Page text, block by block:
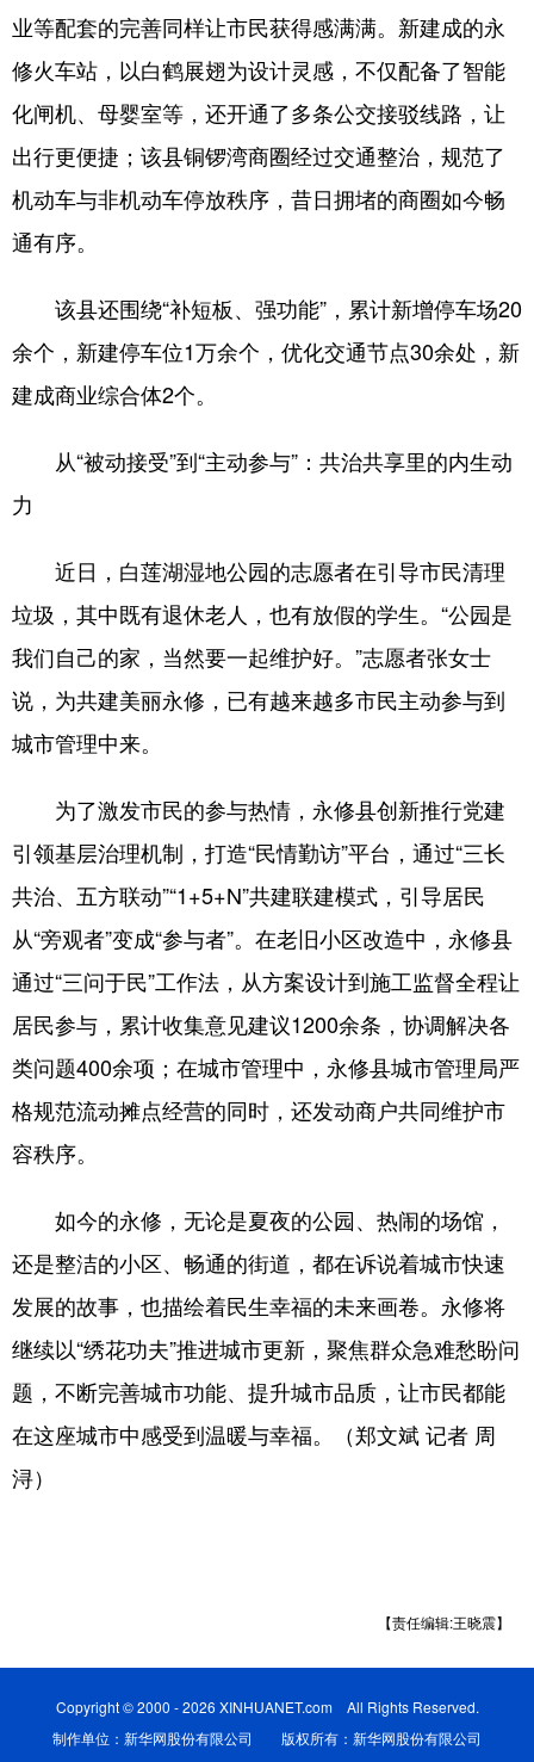
业等配套的完善同样让市民获得感满满。新建成的永
修火车站，以白鹤展翅为设计灵感，不仅配备了智能
化闸机、母婴室等，还开通了多条公交接驳线路，让
出行更便捷；该县铜锣湾商圈经过交通整治，规范了
机动车与非机动车停放秩序，昔日拥堵的商圈如今畅
通有序。
该县还围绕“补短板、强功能”，累计新增停车场20
余个，新建停车位1万余个，优化交通节点30余处，新
建成商业综合体2个。
从“被动接受”到“主动参与”：共治共享里的内生动
力
近日，白莲湖湿地公园的志愿者在引导市民清理
垃圾，其中既有退休老人，也有放假的学生。“公园是
我们自己的家，当然要一起维护好。”志愿者张女士
说，为共建美丽永修，已有越来越多市民主动参与到
城市管理中来。
为了激发市民的参与热情，永修县创新推行党建
引领基层治理机制，打造“民情勤访”平台，通过“三长
共治、五方联动”“1+5+N”共建联建模式，引导居民
从“旁观者”变成“参与者”。在老旧小区改造中，永修县
通过“三问于民”工作法，从方案设计到施工监督全程让
居民参与，累计收集意见建议1200余条，协调解决各
类问题400余项；在城市管理中，永修县城市管理局严
格规范流动摊点经营的同时，还发动商户共同维护市
容秩序。
如今的永修，无论是夏夜的公园、热闹的场馆，
还是整洁的小区、畅通的街道，都在诉说着城市快速
发展的故事，也描绘着民生幸福的未来画卷。永修将
继续以“绣花功夫”推进城市更新，聚焦群众急难愁盼问
题，不断完善城市功能、提升城市品质，让市民都能
在这座城市中感受到温暖与幸福。（郑文斌 记者 周
浔）
【责任编辑:王晓震】
Copyright © 2000 - 2026 XINHUANET.com All Rights Reserved.
制作单位：新华网股份有限公司 版权所有：新华网股份有限公司